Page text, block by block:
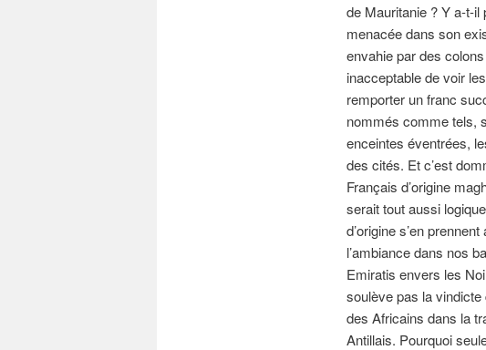
de Mauritanie ? Y a-t-
menacée dans son
envahie par des
inacceptable de voir
remporter un franc
nommés comme tels,
enceintes éventrées,
des cités. Et c’est
Français d’origine
serait tout aussi
d’origine s’en
l’ambiance dans nos
Emiratis envers les
soulève pas la
des Africains dans la
Antillais. Pourquoi